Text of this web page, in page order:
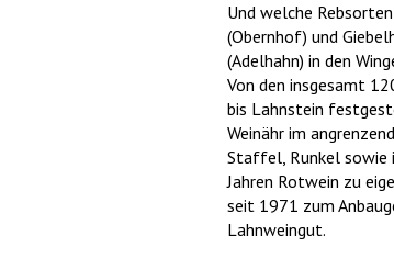
Und welche
(Obernhof) und
(Adelhahn) in den
Von den insgesamt
bis Lahnstein
Weinähr im
Staffel, Runkel sowie
Jahren Rotwein zu
seit 1971 zum
Lahnweingut.